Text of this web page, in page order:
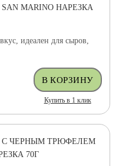
MARINO НАРЕЗКА
идеален для сыров,
Купить в 1 клик
С ЧЕРНЫМ ТРЮФЕЛЕМ
70Г